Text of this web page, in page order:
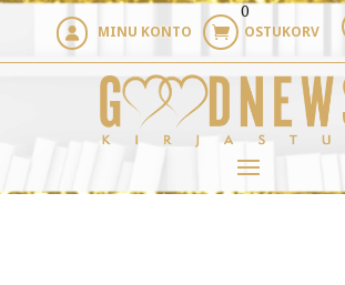
 MINU KONTO 
0
OSTUKORV